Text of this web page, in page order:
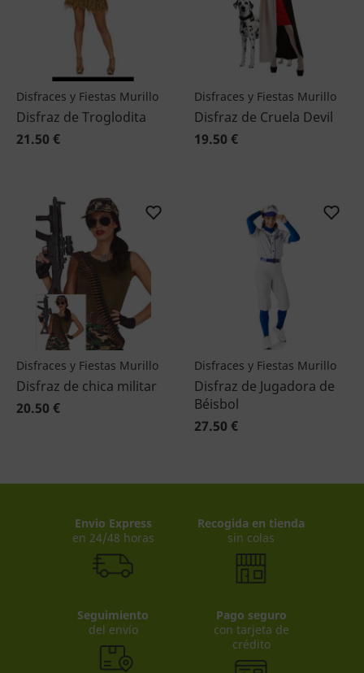
Disfraces y Fiestas Murillo
Disfraz de Troglodita
21.50 €
Disfraces y Fiestas Murillo
Disfraz de Cruela Devil
19.50 €
Disfraces y Fiestas Murillo
Disfraz de chica militar
20.50 €
Disfraces y Fiestas Murillo
Disfraz de Jugadora de
Béisbol
27.50 €
Envio Express
en 24/48 horas
Recogida en tienda
sin colas
Seguimiento
del envío
Pago seguro
con tarjeta de
crédito